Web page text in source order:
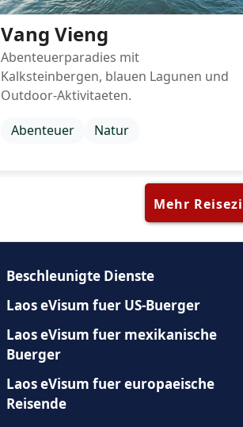
Vang Vieng
Abenteuerparadies mit
Kalksteinbergen, blauen Lagunen und
Outdoor-Aktivitaeten.
Abenteuer Natur
Mehr
Beschleunigte Dienste
Laos eVisum fuer US-Buerger
Laos eVisum fuer mexikanische
Buerger
Laos eVisum fuer europaeische
Reisende